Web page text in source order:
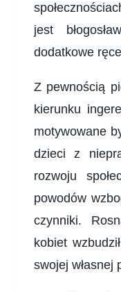
jest
dodatkowe
Z pewnością
kierunku
motywowane
dzieci z
rozwoju
powodów
czynniki.
kobiet
swojej własnej